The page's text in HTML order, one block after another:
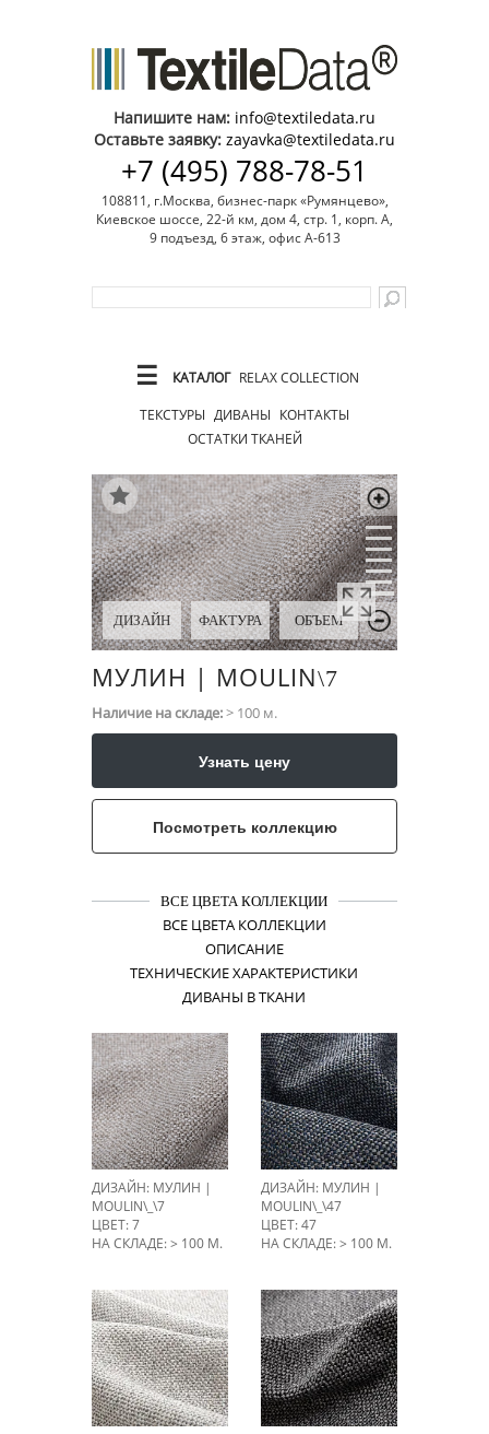
Напишите нам: info@textiledata.ru
Оставьте заявку: zayavka@textiledata.ru
+7 (495) 788-78-51
108811, г.Москва, бизнес-парк «Румянцево»,
Киевское шоссе, 22-й км, дом 4, стр. 1, корп. А,
9 подъезд, 6 этаж, офис А-613
☰ КАТАЛОГ RELAX COLLECTION
ТЕКСТУРЫ ДИВАНЫ КОНТАКТЫ
ОСТАТКИ ТКАНЕЙ
ДИЗАЙН ФАКТУРА ОБЪЕМ
МУЛИН | MOULIN\​7
Наличие на складе:> 100 м.
Узнать цену
Посмотреть коллекцию
ВСЕ ЦВЕТА КОЛЛЕКЦИИ
ВСЕ ЦВЕТА КОЛЛЕКЦИИ
ОПИСАНИЕ
ТЕХНИЧЕСКИЕ ХАРАКТЕРИСТИКИ
ДИВАНЫ В ТКАНИ
ДИЗАЙН: МУЛИН |
MOULIN\_\7
ЦВЕТ: 7
НА СКЛАДЕ: > 100 М.
ДИЗАЙН: МУЛИН |
MOULIN\_\47
ЦВЕТ: 47
НА СКЛАДЕ: > 100 М.